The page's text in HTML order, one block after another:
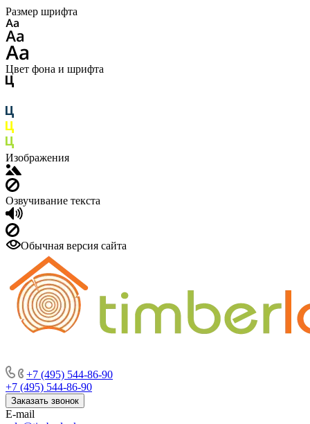
Размер шрифта
Цвет фона и шрифта
Изображения
Озвучивание текста
Обычная версия сайта
+7 (495) 544-86-90
+7 (495) 544-86-90
Заказать звонок
E-mail